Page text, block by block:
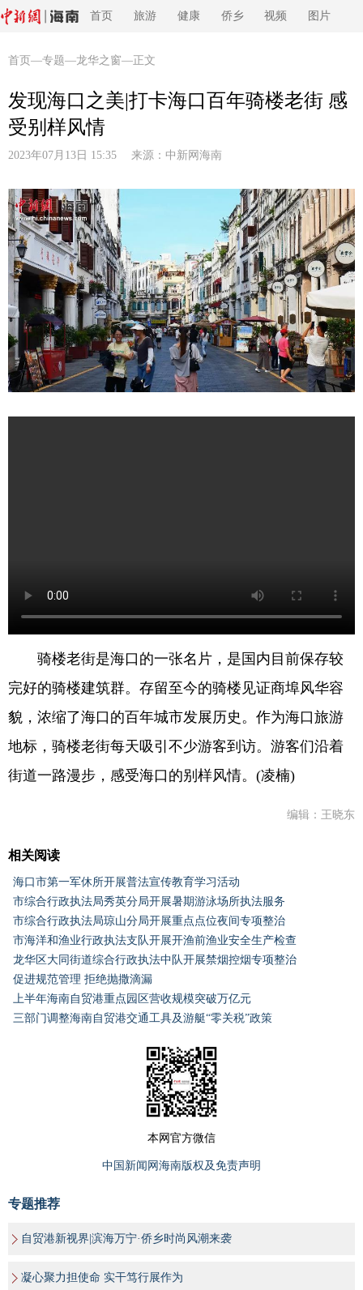
首页 旅游 健康 侨乡 视频 图片
首页 —专题—龙华之窗—正文
发现海口之美|打卡海口百年骑楼老街 感
受别样风情
2023年07月13日 15:35 来源： 中新网海南
骑楼老街是海口的一张名片，是国内目前保存较
完好的骑楼建筑群。存留至今的骑楼见证商埠风华容
貌，浓缩了海口的百年城市发展历史。作为海口旅游
地标，骑楼老街每天吸引不少游客到访。游客们沿着
街道一路漫步，感受海口的别样风情。(凌楠)
编辑：王晓东
相关阅读
海口市第一军休所开展普法宣传教育学习活动
市综合行政执法局秀英分局开展暑期游泳场所执法服务
市综合行政执法局琼山分局开展重点点位夜间专项整治
市海洋和渔业行政执法支队开展开渔前渔业安全生产检查
龙华区大同街道综合行政执法中队开展禁烟控烟专项整治
促进规范管理 拒绝抛撒滴漏
上半年海南自贸港重点园区营收规模突破万亿元
三部门调整海南自贸港交通工具及游艇“零关税”政策
本网官方微信
中国新闻网海南版权及免责声明
专题推荐
自贸港新视界|滨海万宁·侨乡时尚风潮来袭
凝心聚力担使命 实干笃行展作为